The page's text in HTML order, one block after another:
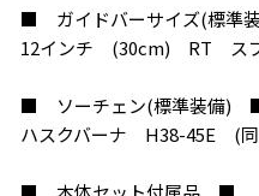
■ ガイドバーサイズ(標準
12インチ (30cm) RT スプ
■ ソーチェン(標準装備)
ハスクバーナ H38-45E (同